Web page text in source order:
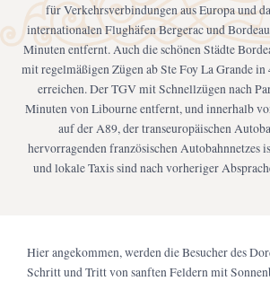
für Verkehrsverbindungen aus Europa und
internationalen Flughäfen Bergerac und
Minuten entfernt. Auch die schönen Städte
mit regelmäßigen Zügen ab Ste Foy La Grande
erreichen. Der TGV mit Schnellzügen nach
Minuten von Libourne entfernt, und innerhalb
auf der A89, der transeuropäischen
hervorragenden französischen Autobahnnetzes
und lokale Taxis sind nach vorheriger
Hier angekommen, werden die Besucher des
Schritt und Tritt von sanften Feldern mit